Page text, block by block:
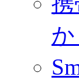
か